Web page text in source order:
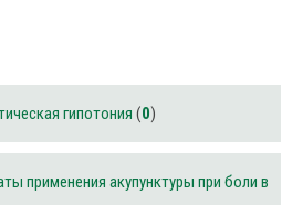
гипотония (0)
применения акупунктуры при боли в